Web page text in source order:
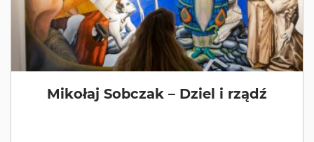
Mikołaj Sobczak – Dziel i rządź